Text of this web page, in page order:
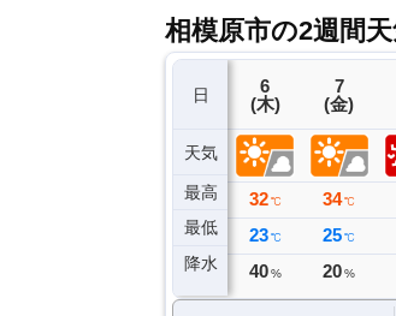
相模原市の2週間
日
天気
最高
最低
降水
5
(水)
31℃
22℃
ミリ
6
(木)
32 ℃
23 ℃
40 %
7
(金)
34℃
25 ℃
20 %